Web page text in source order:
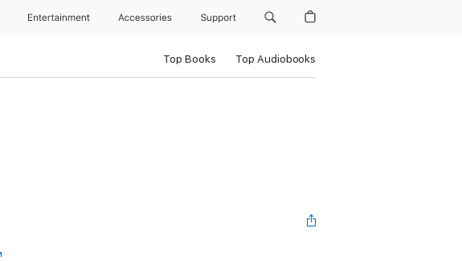
Entertainment Accessories Support
Top Books Top Audiobooks